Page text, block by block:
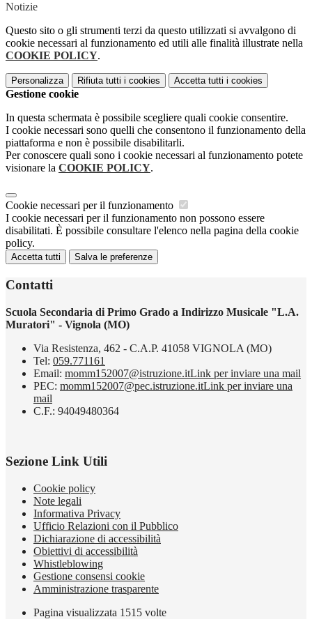
Notizie
Questo sito o gli strumenti terzi da questo utilizzati si avvalgono di
cookie necessari al funzionamento ed utili alle finalità illustrate nella
COOKIE POLICY.
Personalizza Rifiuta tutti i cookies Accetta tutti i cookies
Gestione cookie
In questa schermata è possibile scegliere quali cookie consentire.
I cookie necessari sono quelli che consentono il funzionamento della
piattaforma e non è possibile disabilitarli.
Per conoscere quali sono i cookie necessari al funzionamento potete
visionare la COOKIE POLICY.
Cookie necessari per il funzionamento
I cookie necessari per il funzionamento non possono essere
disabilitati. È possibile consultare l'elenco nella pagina della cookie
policy.
Accetta tutti Salva le preferenze
Contatti
Scuola Secondaria di Primo Grado a Indirizzo Musicale "L.A.
Muratori" - Vignola (MO)
Via Resistenza, 462 - C.A.P. 41058 VIGNOLA (MO)
Tel: 059.771161
Email: momm152007@istruzione.itLink per inviare una mail
PEC: momm152007@pec.istruzione.itLink per inviare una
mail
C.F.: 94049480364
Sezione Link Utili
Cookie policy
Note legali
Informativa Privacy
Ufficio Relazioni con il Pubblico
Dichiarazione di accessibilità
Obiettivi di accessibilità
Whistleblowing
Gestione consensi cookie
Amministrazione trasparente
Pagina visualizzata 1515 volte